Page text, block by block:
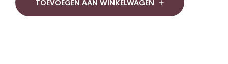
quantity
TOEVOEGEN AAN WINKELWAGEN